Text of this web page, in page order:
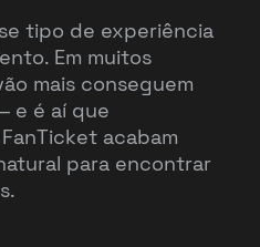
tipo de experiência
Em muitos
mais conseguem
e é aí que
acabam
para encontrar